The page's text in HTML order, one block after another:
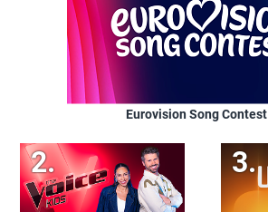
Eurovision Song Contest